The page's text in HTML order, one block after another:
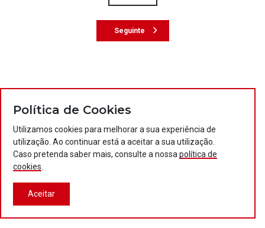
Seguinte
Política de Cookies
Utilizamos cookies para melhorar a sua experiência de
utilização. Ao continuar está a aceitar a sua utilização.
Caso pretenda saber mais, consulte a nossa política de
cookies
Aceitar